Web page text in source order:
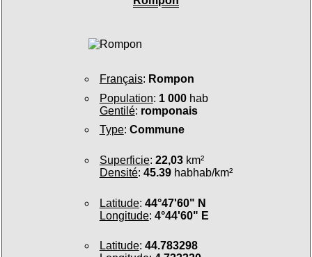
Français: Rompon
Population: 1 000hab
Gentilé: romponais
Type: Commune
Superficie: 22,03km²
Densité: 45.39habhab/km²
Latitude: 44°47'60" N
Longitude: 4°44'60" E
Latitude: 44.783298